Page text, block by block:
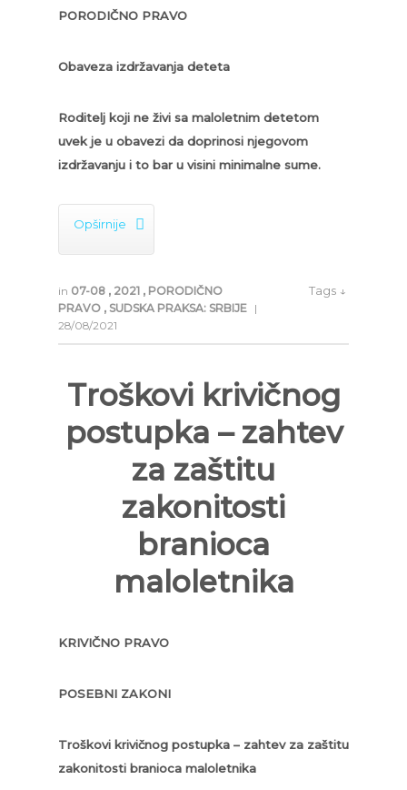
PORODIČNO PRAVO
Obaveza izdržavanja deteta
Roditelj koji ne živi sa maloletnim detetom
uvek je u obavezi da doprinosi njegovom
izdržavanju i to bar u visini minimalne sume.
Opširnije 
in 07-08 , 2021 , PORODIČNO
PRAVO , SUDSKA PRAKSA: SRBIJE |
28/08/2021
Tags ↓
Troškovi krivičnog
postupka – zahtev
za zaštitu
zakonitosti
branioca
maloletnika
KRIVIČNO PRAVO
POSEBNI ZAKONI
Troškovi krivičnog postupka – zahtev za zaštitu
zakonitosti branioca maloletnika